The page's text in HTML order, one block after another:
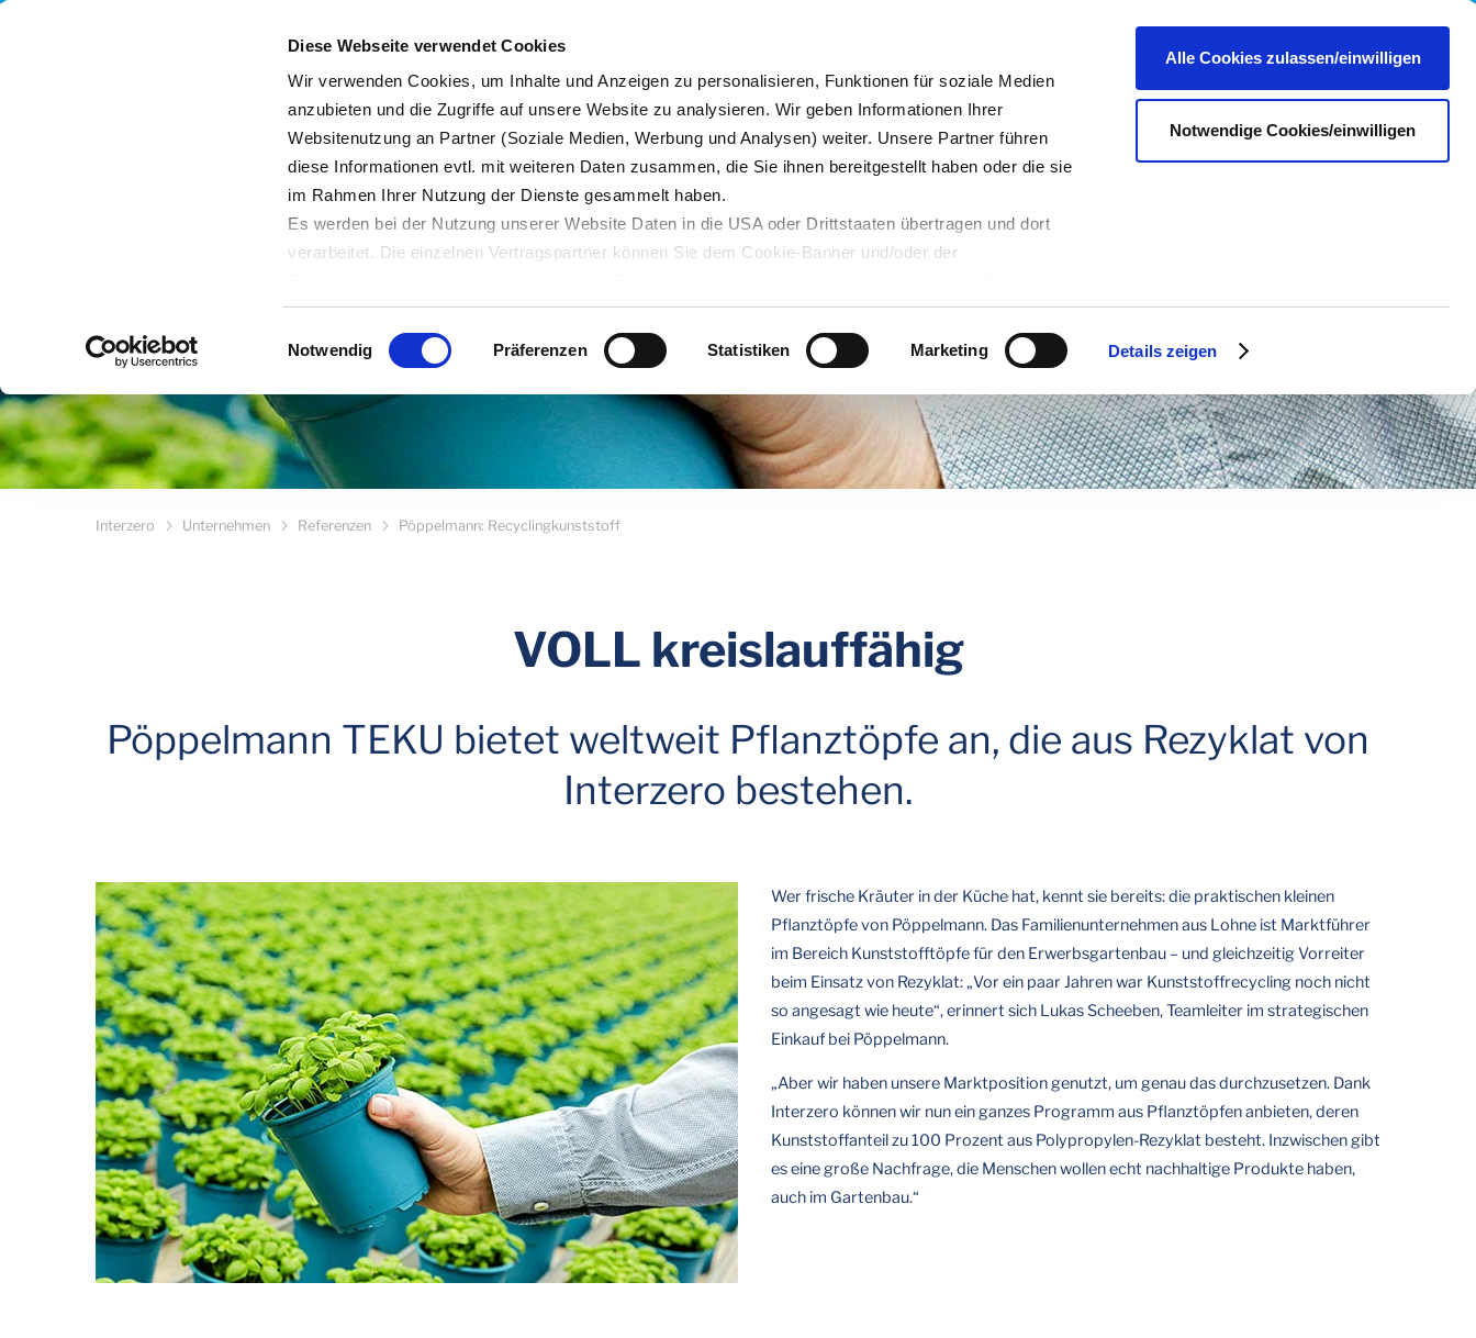
Diese Webseite verwendet Cookies
Wir verwenden Cookies, um Inhalte und Anzeigen zu personalisieren, Funktionen für soziale Medien
anzubieten und die Zugriffe auf unsere Website zu analysieren. Wir geben Informationen Ihrer
Websitenutzung an Partner (Soziale Medien, Werbung und Analysen) weiter. Unsere Partner führen
diese Informationen evtl. mit weiteren Daten zusammen, die Sie ihnen bereitgestellt haben oder die sie
im Rahmen Ihrer Nutzung der Dienste gesammelt haben.
Es werden bei der Nutzung unserer Website Daten in die USA oder Drittstaaten übertragen und dort
verarbeitet. Die einzelnen Vertragspartner können Sie dem Cookie-Banner und/oder der
Datenübertragung in Drittstaaten ein. Erst wenn Sie Buttons anklicken, werden Bilder und andere Daten
von Drittanbietern nachgeladen. Ihre IP-Adresse wird dabei an externe Server übertragen. Über den
Datenschutz dieser Anbieter können Sie sich auf deren Seiten informieren. Wir speichern Ihre
Einwilligung. Sie können sie unterdatenschutz@interzero.dejederzeit widerrufen. Näheres dazu
erfahren Sie in unserer
Datenschutzerklärung .
Einwilligungsauswahl
Notwendig Präferenzen Statistiken Marketing Details zeigen
Alle Cookies zulassen/einwilligen
Notwendige Cookies/einwilligen
Portale & Shops
Unternehmen Nachhaltigkeit Blog Servicedesk
Interzero Unternehmen Referenzen Pöppelmann: Recyclingkunststoff
VOLL kreislauffähig
Pöppelmann TEKU bietet weltweit Pflanztöpfe an, die aus Rezyklat von
Interzero bestehen.
Wer frische Kräuter in der Küche hat, kennt sie bereits: die praktischen kleinen
Pflanztöpfe von Pöppelmann. Das Familienunternehmen aus Lohne ist Marktführer
im Bereich Kunststofftöpfe für den Erwerbsgartenbau – und gleichzeitig Vorreiter
beim Einsatz von Rezyklat: „Vor ein paar Jahren war Kunststoffrecycling noch nicht
so angesagt wie heute“, erinnert sich Lukas Scheeben, Teamleiter im strategischen
Einkauf bei Pöppelmann.
„Aber wir haben unsere Marktposition genutzt, um genau das durchzusetzen. Dank
Interzero können wir nun ein ganzes Programm aus Pflanztöpfen anbieten, deren
Kunststoffanteil zu 100 Prozent aus Polypropylen-Rezyklat besteht. Inzwischen gibt
es eine große Nachfrage, die Menschen wollen echt nachhaltige Produkte haben,
auch im Gartenbau.“